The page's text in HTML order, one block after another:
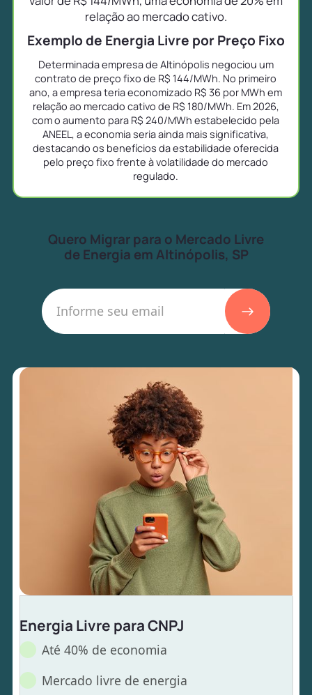
relação ao mercado cativo.
Exemplo de Energia Livre por Preço Fixo
Determinada empresa de Altinópolis negociou um
contrato de preço fixo de R$ 144/MWh. No primeiro
ano, a empresa teria economizado R$ 36 por MWh em
relação ao mercado cativo de R$ 180/MWh. Em 2026,
com o aumento para R$ 240/MWh estabelecido pela
ANEEL, a economia seria ainda mais significativa,
destacando os benefícios da estabilidade oferecida
pelo preço fixo frente à volatilidade do mercado
regulado.
Quero Migrar para o Mercado Livre
de Energia em Altinópolis, SP
Energia Livre para CNPJ
Até 40% de economia
Mercado livre de energia